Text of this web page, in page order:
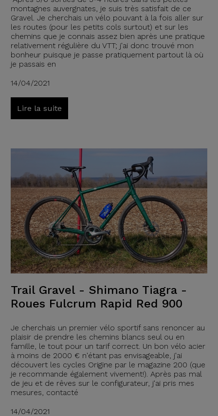
montagnes auvergnates, je suis très satisfait de ce
Gravel. Je cherchais un vélo pouvant à la fois aller sur
les routes (pour les petits cols surtout) et sur les
chemins que je connais assez bien après une pratique
relativement régulière du VTT; j'ai donc trouvé mon
bonheur puisque je passe pratiquement partout là où
je passais en
14/04/2021
Lire la suite
Trail Gravel - Shimano Tiagra -
Roues Fulcrum Rapid Red 900
Je cherchais un premier vélo sportif sans renoncer au
plaisir de prendre les chemins blancs seul ou en
famille, le tout pour un tarif correct. Un bon vélo acier
à moins de 2000 € n'étant pas envisageable, j'ai
découvert les cycles Origine par le magazine 200 (que
je recommande également vivement!). Après pas mal
de jeu et de rêves sur le configurateur, j'ai pris mes
mesures, contacté
14/04/2021